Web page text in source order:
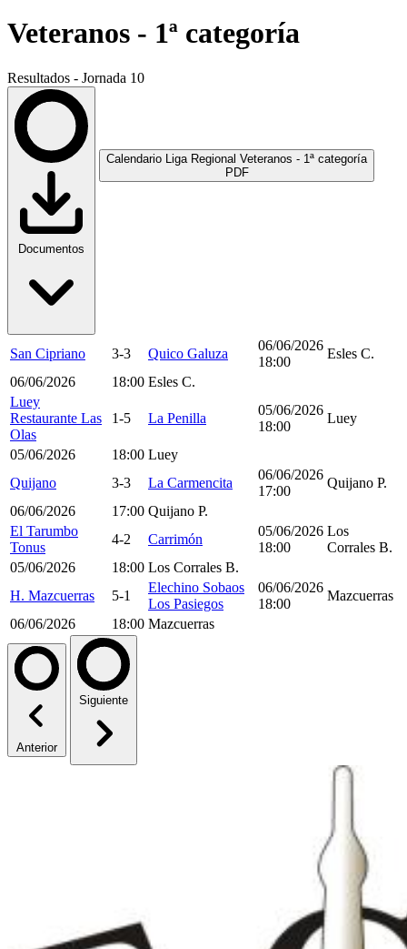
Veteranos - 1ª categoría
Resultados - Jornada 10
Documentos
Calendario Liga Regional Veteranos - 1ª categoría
PDF
San Cipriano 3-3 Quico Galuza
06/06/2026
18:00
Esles C.
06/06/2026
18:00 Esles C.
Luey
Restaurante Las
Olas
1-5 La Penilla
05/06/2026
18:00
Luey
05/06/2026 18:00 Luey
Quijano
3-3 La Carmencita
06/06/2026
17:00
Quijano P.
06/06/2026
17:00 Quijano P.
El Tarumbo
Tonus
4-2 Carrimón
05/06/2026
18:00
Los
Corrales B.
05/06/2026
18:00 Los Corrales B.
H. Mazcuerras
5-1
Elechino Sobaos
Los Pasiegos
06/06/2026
18:00
Mazcuerras
06/06/2026
18:00 Mazcuerras
Anterior
Siguiente